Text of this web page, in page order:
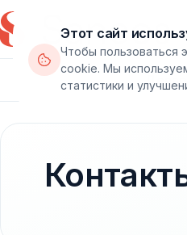
Этот сайт
Чтобы пользоваться
cookie. Мы
статистики и